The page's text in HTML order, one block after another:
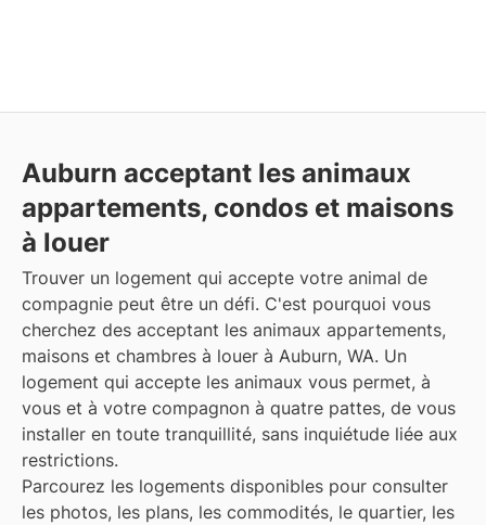
Auburn acceptant les animaux
appartements, condos et maisons
à louer
Trouver un logement qui accepte votre animal de
compagnie peut être un défi. C'est pourquoi vous
cherchez des acceptant les animaux appartements,
maisons et chambres à louer à Auburn, WA. Un
logement qui accepte les animaux vous permet, à
vous et à votre compagnon à quatre pattes, de vous
installer en toute tranquillité, sans inquiétude liée aux
restrictions.
Parcourez les logements disponibles pour consulter
les photos, les plans, les commodités, le quartier, les